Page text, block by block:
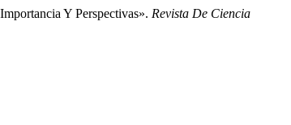
Y Perspectivas». Revista De Ciencia